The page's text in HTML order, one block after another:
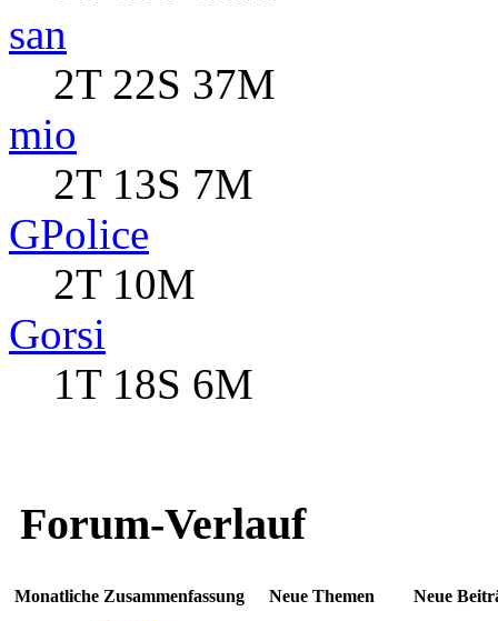
san
2T 22S 37M
mio
2T 13S 7M
GPolice
2T 10M
Gorsi
1T 18S 6M
Forum-Verlauf
Monatliche Zusammenfassung Neue Themen Neue